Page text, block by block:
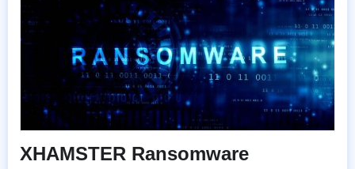
XHAMSTER Ransomware